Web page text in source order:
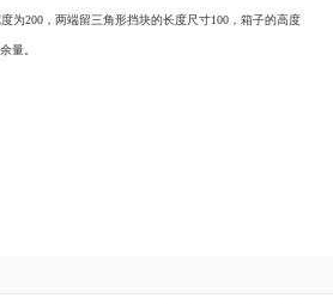
为200，两端留三角形挡块的长度尺寸100，箱子的高度
量。